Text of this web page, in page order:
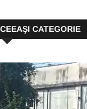
CATEGORIE